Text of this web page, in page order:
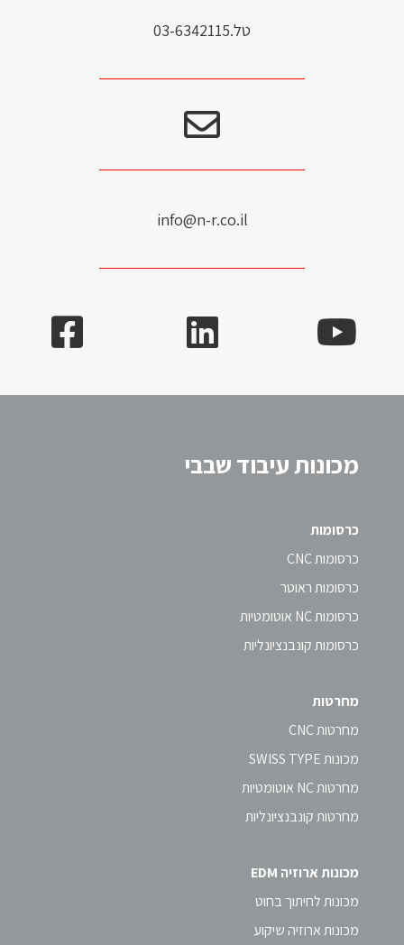
טל.03-6342115
info@n-r.co.il
מכונות עיבוד שבבי
כרסומות
כרסומות CNC
כרסומות ראוטר
כרסומות NC אוטומטיות
כרסומות קונבנציונליות
מחרטות
מחרטות CNC
מכונות SWISS TYPE
מחרטות NC אוטומטיות
מחרטות קונבנציונליות
מכונות ארוזיה EDM
מכונות לחיתוך בחוט
מכונות ארוזיה שיקוע